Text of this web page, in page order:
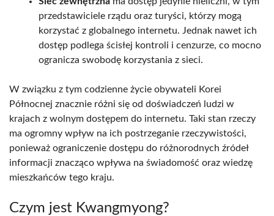
przedstawiciele rządu oraz turyści, którzy mogą
korzystać z globalnego internetu. Jednak nawet ich
dostęp podlega ścisłej kontroli i cenzurze, co mocno
ogranicza swobodę korzystania z sieci.
W związku z tym codzienne życie obywateli Korei
Północnej znacznie różni się od doświadczeń ludzi w
krajach z wolnym dostępem do internetu. Taki stan rzeczy
ma ogromny wpływ na ich postrzeganie rzeczywistości,
ponieważ ograniczenie dostępu do różnorodnych źródeł
informacji znacząco wpływa na świadomość oraz wiedzę
mieszkańców tego kraju.
Czym jest Kwangmyong?